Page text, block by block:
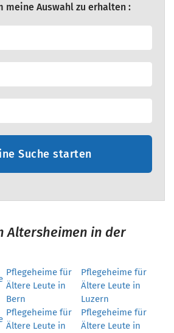
meine Auswahl zu erhalten :
Suche starten
Altersheimen in der
Pflegeheime für
Ältere Leute in
Bern
Pflegeheime für
Ältere Leute in
Luzern
Pflegeheime für
Ältere Leute in
Pflegeheime für
Ältere Leute in